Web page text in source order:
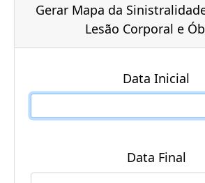
Gerar Mapa da
Lesão Corporal e
Data Inicial
Data Final